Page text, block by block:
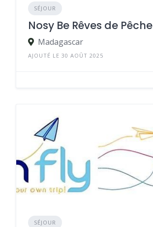
SÉJOUR
Nosy Be Rêves de Pêche
Madagascar
AJOUTÉ LE 30 AOÛT 2025
SÉJOUR